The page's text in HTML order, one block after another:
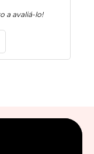
a avaliá-lo!